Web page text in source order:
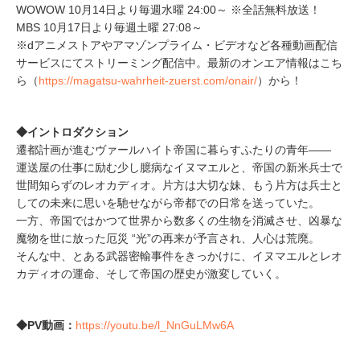
WOWOW 10月14日より毎週水曜 24:00～ ※全話無料放送！
MBS 10月17日より毎週土曜 27:08～
※dアニメストアやアマゾンプライム・ビデオなど各種動画配信
サービスにてストリーミング配信中。最新のオンエア情報はこち
ら（https://magatsu-wahrheit-zuerst.com/onair/）から！
◆イントロダクション
遷都計画が進むヴァールハイト帝国に暮らすふたりの青年――
運送屋の仕事に励む少し臆病なイヌマエルと、帝国の新米兵士で
世間知らずのレオカディオ。片方は大切な妹、もう片方は兵士と
しての未来に思いを馳せながら帝都での日常を送っていた。
一方、帝国ではかつて世界から数多くの生物を消滅させ、凶暴な
魔物を世に放った厄災 “光”の再来が予言され、人心は荒廃。
そんな中、とある武器密輸事件をきっかけに、イヌマエルとレオ
カディオの運命、そして帝国の歴史が激変していく。
◆PV動画： https://youtu.be/l_NnGuLMw6A